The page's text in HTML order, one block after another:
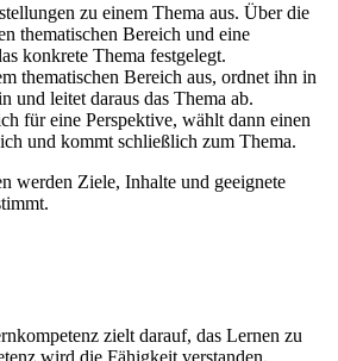
zu einem Thema aus. Über die
thematischen Bereich und eine
konkrete Thema festgelegt.
thematischen Bereich aus, ordnet ihn in
und leitet daraus das Thema ab.
für eine Perspektive, wählt dann einen
und kommt schließlich zum Thema.
werden Ziele, Inhalte und geeignete
zielt darauf, das Lernen zu